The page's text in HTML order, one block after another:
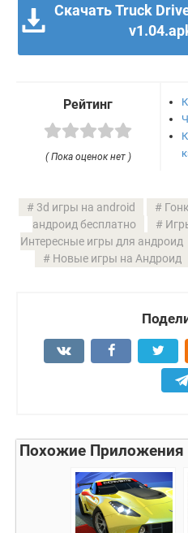
Скачать Truck
Рейтинг
( Пока оценок нет )
3d игры на android
андроид бесплатно
Интересные игры для андроид
Новые игры на Андроид
Похожие Приложения